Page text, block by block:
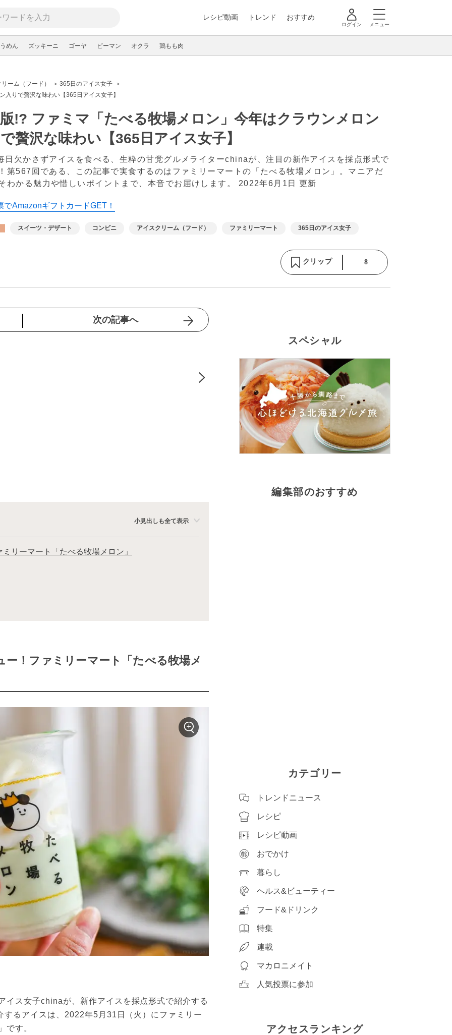
レシピ動画 トレンド おすすめ
ログイン メニュー
めん ズッキーニ ゴーヤ ピーマン オクラ 鶏もも肉
ーム（フード）
365日のアイス女子
入りで贅沢な味わい【365日アイス女子】
!? ファミマ「たべる牧場メロン」今年はクラウンメロン
贅沢な味わい【365日アイス女子】
日欠かさずアイスを食べる、生粋の甘党グルメライターchinaが、注目の新作アイスを採点形式で
第567回である、この記事で実食するのはファミリーマートの「たべる牧場メロン」。マニアだ
わかる魅力や惜しいポイントまで、本音でお届けします。 2022年6月1日 更新
でAmazonギフトカードGET！
スイーツ・デザート コンビニ アイスクリーム（フード） ファミリーマート 365日のアイス女子
クリップ 8
次の記事へ
小見出しも全て表示
リーマート「たべる牧場メロン」
ー！ファミリーマート「たべる牧場メ
イス女子chinaが、新作アイスを採点形式で紹介する
るアイスは、2022年5月31日（火）にファミリー
です。
スペシャル
編集部のおすすめ
カテゴリー
トレンドニュース
レシピ
レシピ動画
おでかけ
暮らし
ヘルス&ビューティー
フード&ドリンク
特集
連載
マカロニメイト
人気投票に参加
アクセスランキング